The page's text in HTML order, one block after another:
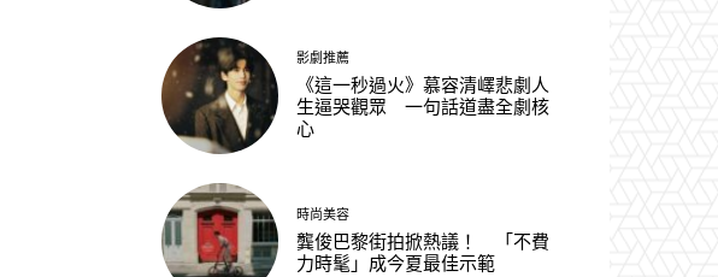
影劇推薦
《這一秒過火》慕容清嶧悲劇人
生逼哭觀眾 一句話道盡全劇核
心
時尚美容
龔俊巴黎街拍掀熱議！ 「不費
力時髦」成今夏最佳示範